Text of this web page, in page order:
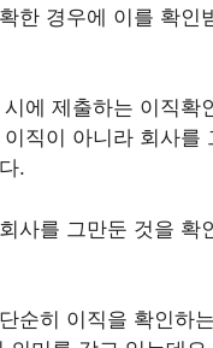
한 경우에 이를 확인
에 제출하는 이직확
직이 아니라 회사를
.
사를 그만둔 것을 확
순히 이직을 확인하